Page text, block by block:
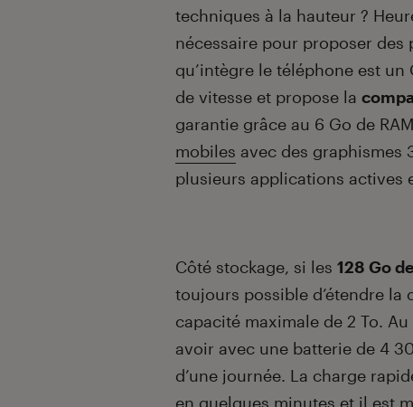
techniques à la hauteur ?
nécessaire pour proposer des
qu’intègre le téléphone est
de vitesse et propose la
garantie grâce au 6 Go de
mobiles avec des graphismes
plusieurs applications actives
Côté stockage, si les 128 Go
toujours possible d’étendre la
capacité maximale de 2 To.
avoir avec une batterie de 4
d’une journée. La charge
en quelques minutes et il est